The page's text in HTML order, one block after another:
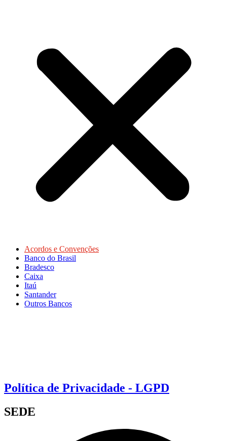
Acordos e Convenções
Banco do Brasil
Bradesco
Caixa
Itaú
Santander
Outros Bancos
Política de Privacidade - LGPD
SEDE